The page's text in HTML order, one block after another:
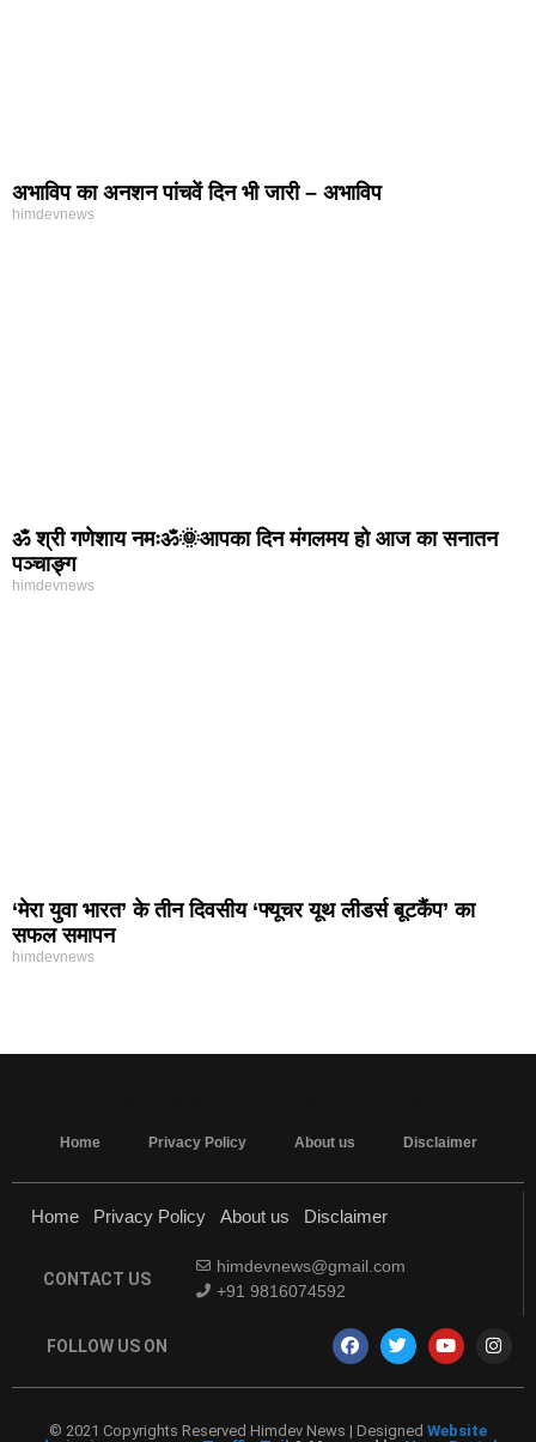
अभाविप का अनशन पांचवें दिन भी जारी – अभाविप
himdevnews
ॐ श्री गणेशाय नमःॐ🌞आपका दिन मंगलमय हो आज का सनातन
पञ्चाङ्ग
himdevnews
‘मेरा युवा भारत’ के तीन दिवसीय ‘फ्यूचर यूथ लीडर्स बूटकैंप’ का
सफल समापन
himdevnews
Home Privacy Policy About us Disclaimer
Home Privacy Policy About us Disclaimer
CONTACT US
himdevnews@gmail.com
+91 9816074592
FOLLOW US ON
© 2021 Copyrights Reserved Himdev News | Designed Website